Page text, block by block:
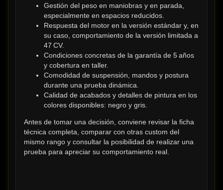
Gestión del peso en maniobras y en parada,
especialmente en espacios reducidos.
Respuesta del motor en la versión estándar y, en
su caso, comportamiento de la versión limitada a
47 CV.
Condiciones concretas de la garantía de 5 años
y cobertura en taller.
Comodidad de suspensión, mandos y postura
durante una prueba dinámica.
Calidad de acabados y detalles de pintura en los
colores disponibles: negro y gris.
Antes de tomar una decisión, conviene revisar la ficha
técnica completa, comparar con otras custom del
mismo rango y consultar la posibilidad de realizar una
prueba para apreciar su comportamiento real.